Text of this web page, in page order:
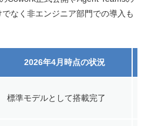
なく非エンジニア部門での導入も
2026年4月時点の状況
標準モデルとして搭載完了